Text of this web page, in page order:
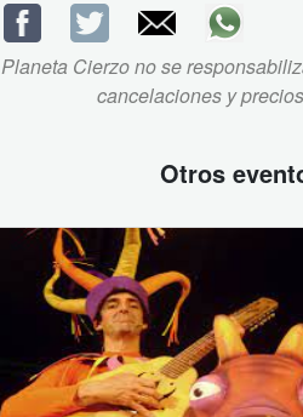
Planeta Cierzo no se
cancelaciones y
Otros